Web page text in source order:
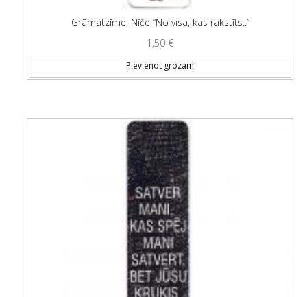
Grāmatzīme, Nīče “No visa, kas rakstīts..”
1,50 €
Pievienot grozam